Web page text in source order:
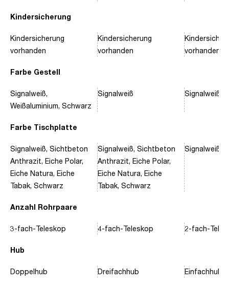
Kindersicherung
Farbe Gestell
Farbe Tischplatte
Anzahl Rohrpaare
Hub
Kindersicherung
vorhanden
Signalweiß,
Weißaluminium, Schwarz
Signalweiß, Sichtbeton
Anthrazit, Eiche Polar,
Eiche Natura, Eiche
Tabak, Schwarz
3-fach-Teleskop
Doppelhub
Kindersicherung
vorhanden
Signalweiß
Signalweiß, Sichtbeton
Anthrazit, Eiche Polar,
Eiche Natura, Eiche
Tabak, Schwarz
4-fach-Teleskop
Dreifachhub
vorhanden
Signalweiß,
Signalweiß,
2-fach-
Einfachhub